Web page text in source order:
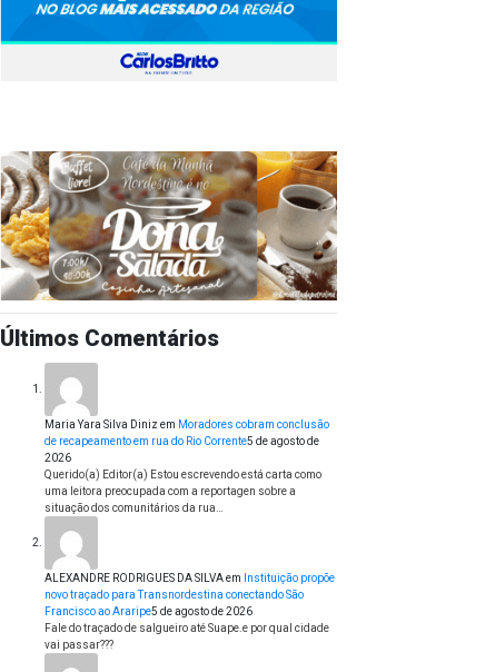
Últimos Comentários
Maria Yara Silva Dinizem Moradores cobram conclusão
de recapeamento em rua do Rio Corrente5 de agosto de
2026
Querido(a) Editor(a) Estou escrevendo está carta como
uma leitora preocupada com a reportagen sobre a
situação dos comunitários da rua…
ALEXANDRE RODRIGUES DA SILVAem
Instituição propõe
novo traçado para Transnordestina conectando São
Francisco ao Araripe5 de agosto de 2026
Fale do traçado de salgueiro até Suape.e por qual cidade
vai passar???